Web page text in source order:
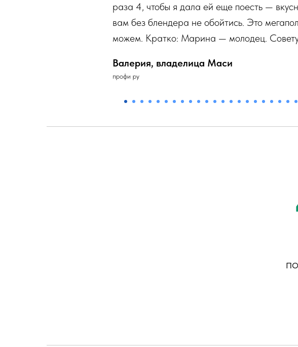
раза 4, чтобы я дала ей еще поесть —
вам без блендера не обойтись. Это
можем. Кратко: Марина — молодец.
Валерия, владелица Маси
профи ру